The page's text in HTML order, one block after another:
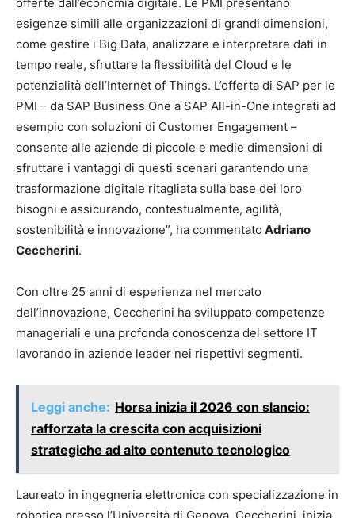
esigenze simili alle organizzazioni di grandi dimensioni,
come gestire i Big Data, analizzare e interpretare dati in
tempo reale, sfruttare la flessibilità del Cloud e le
potenzialità dell’Internet of Things. L’offerta di SAP per le
PMI – da SAP Business One a SAP All-in-One integrati ad
esempio con soluzioni di Customer Engagement –
consente alle aziende di piccole e medie dimensioni di
sfruttare i vantaggi di questi scenari garantendo una
trasformazione digitale ritagliata sulla base dei loro
bisogni e assicurando, contestualmente, agilità,
sostenibilità e innovazione”, ha commentato Adriano
Ceccherini.
Con oltre 25 anni di esperienza nel mercato
dell’innovazione, Ceccherini ha sviluppato competenze
manageriali e una profonda conoscenza del settore IT
lavorando in aziende leader nei rispettivi segmenti.
Leggi anche: Horsa inizia il 2026 con slancio:
rafforzata la crescita con acquisizioni
strategiche ad alto contenuto tecnologico
Laureato in ingegneria elettronica con specializzazione in